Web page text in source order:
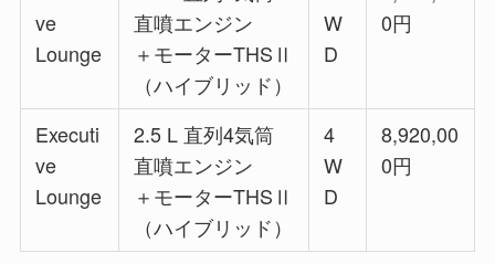
ve
Lounge
直噴エンジン
＋モーターTHSⅡ
（ハイブリッド）
W
D
0円
Executi
ve
Lounge
2.5 L 直列4気筒
直噴エンジン
＋モーターTHSⅡ
（ハイブリッド）
4
W
D
8,920,00
0円